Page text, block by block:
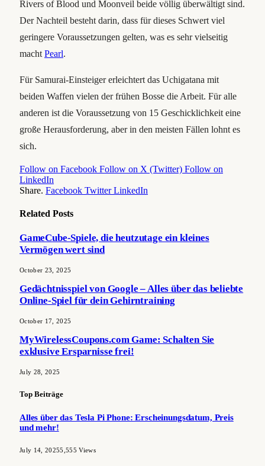
Rivers of Blood und Moonveil beide völlig überwältigt sind.
Der Nachteil besteht darin, dass für dieses Schwert viel
geringere Voraussetzungen gelten, was es sehr vielseitig
macht Pearl.
Für Samurai-Einsteiger erleichtert das Uchigatana mit
beiden Waffen vielen der frühen Bosse die Arbeit. Für alle
anderen ist die Voraussetzung von 15 Geschicklichkeit eine
große Herausforderung, aber in den meisten Fällen lohnt es
sich.
Follow on Facebook Follow on X (Twitter) Follow on
LinkedIn
Share. Facebook Twitter LinkedIn
Related Posts
GameCube-Spiele, die heutzutage ein kleines
Vermögen wert sind
October 23, 2025
Gedächtnisspiel von Google – Alles über das beliebte
Online-Spiel für dein Gehirntraining
October 17, 2025
MyWirelessCoupons.com Game: Schalten Sie
exklusive Ersparnisse frei!
July 28, 2025
Top Beiträge
Alles über das Tesla Pi Phone: Erscheinungsdatum, Preis
und mehr!
July 14, 20255,555Views